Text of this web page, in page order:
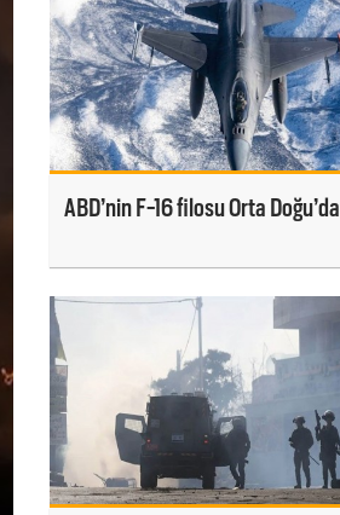
ABD’nin F-16 filosu Orta Doğu’da